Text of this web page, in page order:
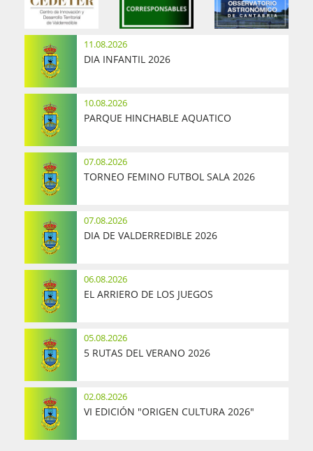
11.08.2026
DIA INFANTIL 2026
10.08.2026
PARQUE HINCHABLE AQUATICO
07.08.2026
TORNEO FEMINO FUTBOL SALA 2026
07.08.2026
DIA DE VALDERREDIBLE 2026
06.08.2026
EL ARRIERO DE LOS JUEGOS
05.08.2026
5 RUTAS DEL VERANO 2026
02.08.2026
VI EDICIÓN "ORIGEN CULTURA 2026"